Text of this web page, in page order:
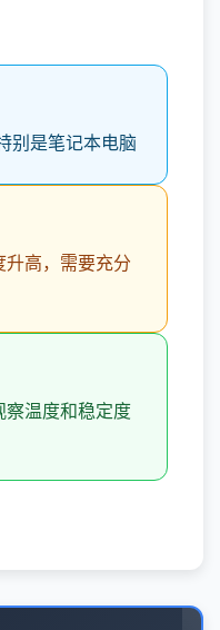
别是笔记本电脑
高，需要充分
察温度和稳定度